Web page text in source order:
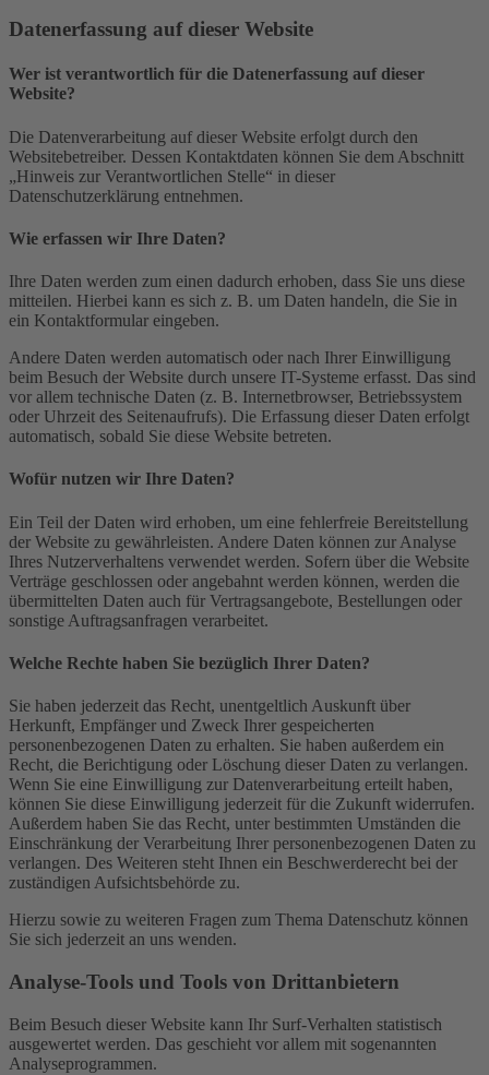
Datenerfassung auf dieser Website
Wer ist verantwortlich für die Datenerfassung auf dieser
Website?
Die Datenverarbeitung auf dieser Website erfolgt durch den
Websitebetreiber. Dessen Kontaktdaten können Sie dem Abschnitt
„Hinweis zur Verantwortlichen Stelle“ in dieser
Datenschutzerklärung entnehmen.
Wie erfassen wir Ihre Daten?
Ihre Daten werden zum einen dadurch erhoben, dass Sie uns diese
mitteilen. Hierbei kann es sich z. B. um Daten handeln, die Sie in
ein Kontaktformular eingeben.
Andere Daten werden automatisch oder nach Ihrer Einwilligung
beim Besuch der Website durch unsere IT-Systeme erfasst. Das sind
vor allem technische Daten (z. B. Internetbrowser, Betriebssystem
oder Uhrzeit des Seitenaufrufs). Die Erfassung dieser Daten erfolgt
automatisch, sobald Sie diese Website betreten.
Wofür nutzen wir Ihre Daten?
Ein Teil der Daten wird erhoben, um eine fehlerfreie Bereitstellung
der Website zu gewährleisten. Andere Daten können zur Analyse
Ihres Nutzerverhaltens verwendet werden. Sofern über die Website
Verträge geschlossen oder angebahnt werden können, werden die
übermittelten Daten auch für Vertragsangebote, Bestellungen oder
sonstige Auftragsanfragen verarbeitet.
Welche Rechte haben Sie bezüglich Ihrer Daten?
Sie haben jederzeit das Recht, unentgeltlich Auskunft über
Herkunft, Empfänger und Zweck Ihrer gespeicherten
personenbezogenen Daten zu erhalten. Sie haben außerdem ein
Recht, die Berichtigung oder Löschung dieser Daten zu verlangen.
Wenn Sie eine Einwilligung zur Datenverarbeitung erteilt haben,
können Sie diese Einwilligung jederzeit für die Zukunft widerrufen.
Außerdem haben Sie das Recht, unter bestimmten Umständen die
Einschränkung der Verarbeitung Ihrer personenbezogenen Daten zu
verlangen. Des Weiteren steht Ihnen ein Beschwerderecht bei der
zuständigen Aufsichtsbehörde zu.
Hierzu sowie zu weiteren Fragen zum Thema Datenschutz können
Sie sich jederzeit an uns wenden.
Analyse-Tools und Tools von Dritt­anbietern
Beim Besuch dieser Website kann Ihr Surf-Verhalten statistisch
ausgewertet werden. Das geschieht vor allem mit sogenannten
Analyseprogrammen.